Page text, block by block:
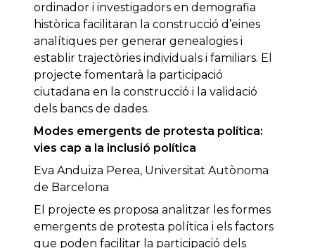
ordinador i investigadors en demografia
històrica facilitaran la construcció d’eines
analítiques per generar genealogies i
establir trajectòries individuals i familiars. El
projecte fomentarà la participació
ciutadana en la construcció i la validació
dels bancs de dades.
Modes emergents de protesta política:
vies cap a la inclusió política
Eva Anduiza Perea, Universitat Autònoma
de Barcelona
El projecte es proposa analitzar les formes
emergents de protesta política i els factors
que poden facilitar la participació dels